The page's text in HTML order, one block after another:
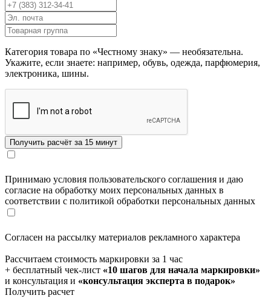
Категория товара по «Честному знаку» — необязательна.
Укажите, если знаете: например, обувь, одежда, парфюмерия,
электроника, шины.
Принимаю условия пользовательского соглашения и даю
согласие на обработку моих персональных данных в
соответствии с политикой обработки персональных данных
Согласен на рассылку материалов рекламного характера
Рассчитаем стоимость маркировки за 1 час
+ бесплатный чек-лист «10 шагов для начала маркировки»
и консультация и «консультация эксперта в подарок»
Получить расчет